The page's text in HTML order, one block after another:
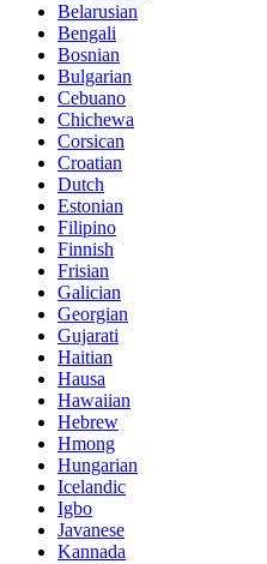
Belarusian
Bengali
Bosnian
Bulgarian
Cebuano
Chichewa
Corsican
Croatian
Dutch
Estonian
Filipino
Finnish
Frisian
Galician
Georgian
Gujarati
Haitian
Hausa
Hawaiian
Hebrew
Hmong
Hungarian
Icelandic
Igbo
Javanese
Kannada